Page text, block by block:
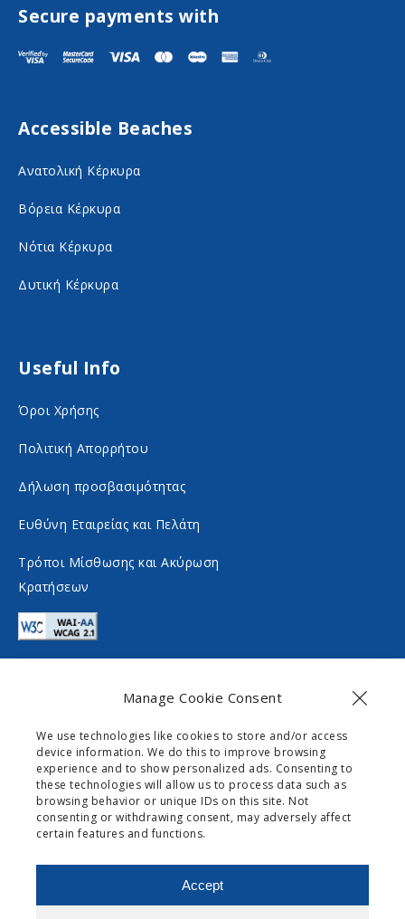
Manage Cookie Consent
We use technologies like cookies to store and/or access
device information. We do this to improve browsing
experience and to show personalized ads. Consenting to
these technologies will allow us to process data such as
browsing behavior or unique IDs on this site. Not
consenting or withdrawing consent, may adversely affect
certain features and functions.
Accept
s
i
a
c
b
o
o
n
o
c
i
l
m
e
d
i
s
i
n
s
a
g
r
o
s
o
c
a
l
m
e
d
Secure payments with
Accessible Beaches
Ανατολική Κέρκυρα
Βόρεια Κέρκυρα
Νότια Κέρκυρα
Δυτική Κέρκυρα
Useful Info
Όροι Χρήσης
Πολιτική Απορρήτου
Δήλωση προσβασιμότητας
Ευθύνη Εταιρείας και Πελάτη
Τρόποι Μίσθωσης και Ακύρωση
Κρατήσεων
info@gogomobility.gr
+30 6982903518
0 Palaiokastritsas Street,
Skripero